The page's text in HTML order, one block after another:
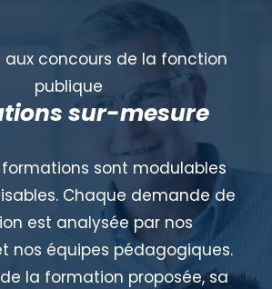
aux concours de la fonction
publique
sur-mesure
sont modulables
Chaque demande de
est analysée par nos
nos équipes pédagogiques.
la formation proposée, sa